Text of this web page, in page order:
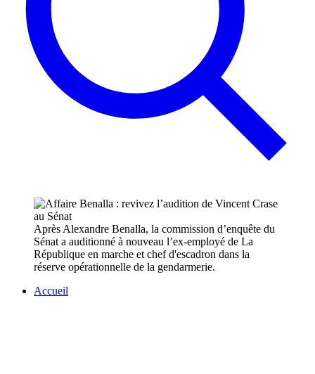
Après Alexandre Benalla, la commission d’enquête du
Sénat a auditionné à nouveau l’ex-employé de La
République en marche et chef d'escadron dans la
réserve opérationnelle de la gendarmerie.
Accueil